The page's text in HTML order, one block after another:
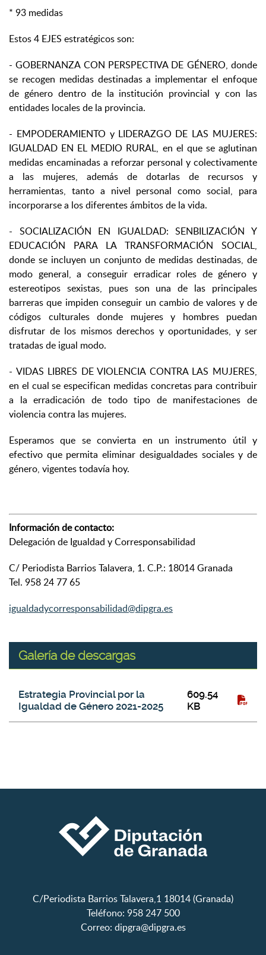
* 93 medidas
Estos 4 EJES estratégicos son:
- GOBERNANZA CON PERSPECTIVA DE GÉNERO, donde
se recogen medidas destinadas a implementar el enfoque
de género dentro de la institución provincial y con las
entidades locales de la provincia.
- EMPODERAMIENTO y LIDERAZGO DE LAS MUJERES:
IGUALDAD EN EL MEDIO RURAL, en el que se aglutinan
medidas encaminadas a reforzar personal y colectivamente
a las mujeres, además de dotarlas de recursos y
herramientas, tanto a nivel personal como social, para
incorporarse a los diferentes ámbitos de la vida.
- SOCIALIZACIÓN EN IGUALDAD: SENBILIZACIÓN Y
EDUCACIÓN PARA LA TRANSFORMACIÓN SOCIAL,
donde se incluyen un conjunto de medidas destinadas, de
modo general, a conseguir erradicar roles de género y
estereotipos sexistas, pues son una de las principales
barreras que impiden conseguir un cambio de valores y de
códigos culturales donde mujeres y hombres puedan
disfrutar de los mismos derechos y oportunidades, y ser
tratadas de igual modo.
- VIDAS LIBRES DE VIOLENCIA CONTRA LAS MUJERES,
en el cual se especifican medidas concretas para contribuir
a la erradicación de todo tipo de manifestaciones de
violencia contra las mujeres.
Esperamos que se convierta en un instrumento útil y
efectivo que permita eliminar desigualdades sociales y de
género, vigentes todavía hoy.
Información de contacto:
Delegación de Igualdad y Corresponsabilidad
C/ Periodista Barrios Talavera, 1. C.P.: 18014 Granada
Tel. 958 24 77 65
igualdadycorresponsabilidad@dipgra.es
Galería de descargas
Título del fichero Tamaño
Estrategia Provincial por la
Igualdad de Género 2021-2025
609.54
KB
C/Periodista Barrios Talavera,1 18014 (Granada)
Teléfono: 958 247 500
Correo: dipgra@dipgra.es